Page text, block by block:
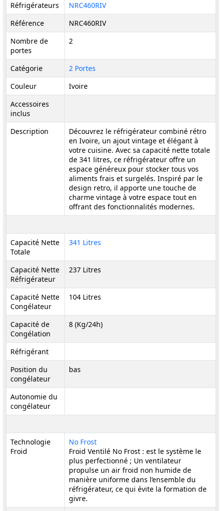
Réfrigérateurs
NRC460RIV
Référence
NRC460RIV
Nombre de
portes
2
Catégorie
2 Portes
Couleur
Ivoire
Accessoires
inclus
Description
Découvrez le réfrigérateur combiné rétro
en Ivoire, un ajout vintage et élégant à
votre cuisine. Avec sa capacité nette totale
de 341 litres, ce réfrigérateur offre un
espace généreux pour stocker tous vos
aliments frais et surgelés. Inspiré par le
design retro, il apporte une touche de
charme vintage à votre espace tout en
offrant des fonctionnalités modernes.
Capacité Nette
Totale
341 Litres
Capacité Nette
Réfrigérateur
237 Litres
Capacité Nette
Congélateur
104 Litres
Capacité de
Congélation
8 (Kg/24h)
Réfrigérant
Position du
congélateur
bas
Autonomie du
congélateur
Technologie
Froid
No Frost
Froid Ventilé No Frost : est le système le
plus perfectionné ; Un ventilateur
propulse un air froid non humide de
manière uniforme dans l’ensemble du
réfrigérateur, ce qui évite la formation de
givre.